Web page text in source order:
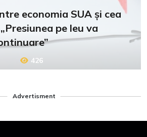
economia SUA și cea
pe leu va
426
Advertisment